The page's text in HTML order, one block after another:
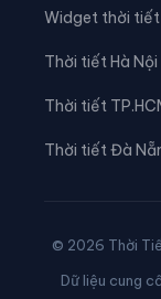
Widget thời tiết
Thời tiết Hà Nội
Thời tiết
Thời tiết Đà
© 2026 Thời
Dữ liệu cung